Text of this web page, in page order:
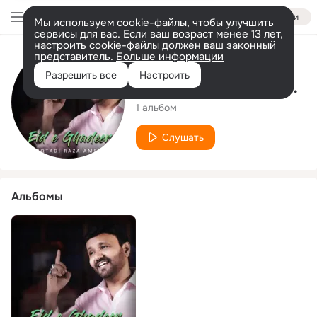
Войти
Мы используем cookie-файлы, чтобы улучшить
сервисы для вас. Если ваш возраст менее 13 лет,
настроить cookie-файлы должен ваш законный
представитель. Больше информации
Разрешить все Настроить
Исполнитель
Muqtadi Raza Amrohi
1 альбом
Слушать
Альбомы